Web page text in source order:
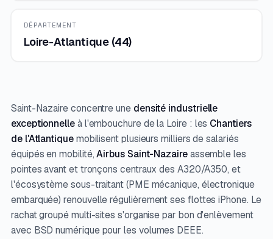
DÉPARTEMENT
Loire-Atlantique (44)
Saint-Nazaire concentre une densité industrielle
exceptionnelleà l'embouchure de la Loire : les Chantiers
de l'Atlantiquemobilisent plusieurs milliers de salariés
équipés en mobilité,Airbus Saint-Nazaireassemble les
pointes avant et tronçons centraux des A320/A350, et
l'écosystème sous-traitant (PME mécanique, électronique
embarquée) renouvelle régulièrement ses flottes iPhone. Le
rachat groupé multi-sites s'organise par bon d'enlèvement
avec BSD numérique pour les volumes DEEE.